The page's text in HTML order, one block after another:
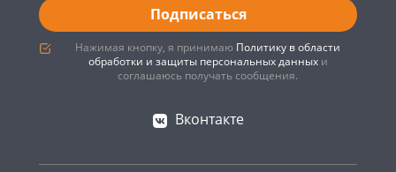
Подписаться
Нажимая кнопку, я принимаю Политику в области
обработки и защиты персональных данныхи
соглашаюсь получать сообщения.
Вконтакте